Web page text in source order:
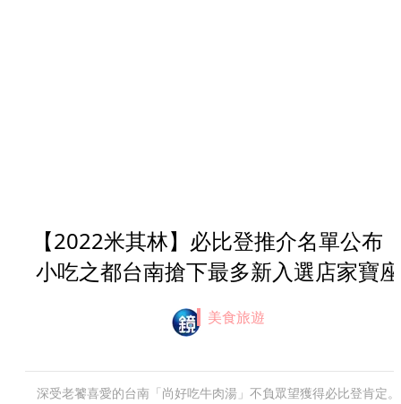
【2022米其林】必比登推介名單公
小吃之都台南搶下最多新入選店家寶座
美食旅遊
深受老饕喜愛的台南「尚好吃牛肉湯」不負眾望獲得必比登肯定。